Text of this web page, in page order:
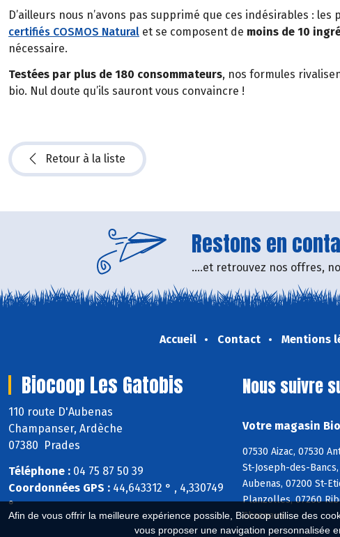
Afin de vous offrir la meilleure expérience possible, Biocoop utilise des
vous proposer une navigation personnalisée
D’ailleurs nous n’avons pas supprimé que ces indésirables :
certifiés COSMOS Natural et se composent de moins de 10
nécessaire.
Testées par plus de 180 consommateurs, nos formules
bio. Nul doute qu’ils sauront vous convaincre !
Retour à la liste
Restons en
....et retrouvez nos offres,
Accueil Contact Mentions
Biocoop Les Gatobis
110 route D'Aubenas
Champanser, Ardèche
07380 Prades
Téléphone : 04 75 87 50 39
Coordonnées GPS : 44,643312 ° , 4,330749
°
Nous suivre
Votre magasin
07530 Aizac, 07530
St-Joseph-des-
Aubenas, 07200 St-
Planzolles, 07260
Chazeaux